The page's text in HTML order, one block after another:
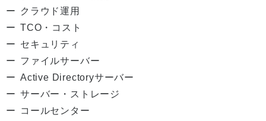
クラウド運用
TCO・コスト
セキュリティ
ファイルサーバー
Active Directoryサーバー
サーバー・ストレージ
コールセンター